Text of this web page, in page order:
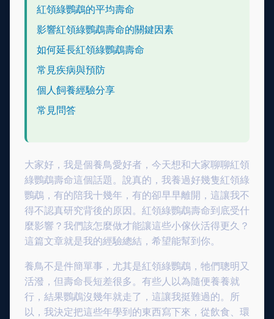
紅領綠鸚鵡的平均壽命
影響紅領綠鸚鵡壽命的關鍵因素
如何延長紅領綠鸚鵡壽命
常見疾病與預防
個人飼養經驗分享
常見問答
大家好，我是個養鳥愛好者，今天想和大家聊聊紅領
綠鸚鵡壽命這個話題。說真的，我養過好幾隻紅領綠
鸚鵡，有的陪我十幾年，有的卻早早離開，這讓我不
得不認真研究背後的原因。紅領綠鸚鵡壽命到底受什
麼影響？我們該怎麼做才能讓這些小傢伙活得更久？
這篇文章就是我的經驗總結，希望能幫到你。
養鳥不是件簡單事，尤其是紅領綠鸚鵡，牠們聰明又
活潑，但壽命長短差很多。有些人以為隨便養養就
行，結果鸚鵡沒幾年就走了，這讓我挺難過的。所
以，我決定把這些年學到的東西寫下來，從飲食、環